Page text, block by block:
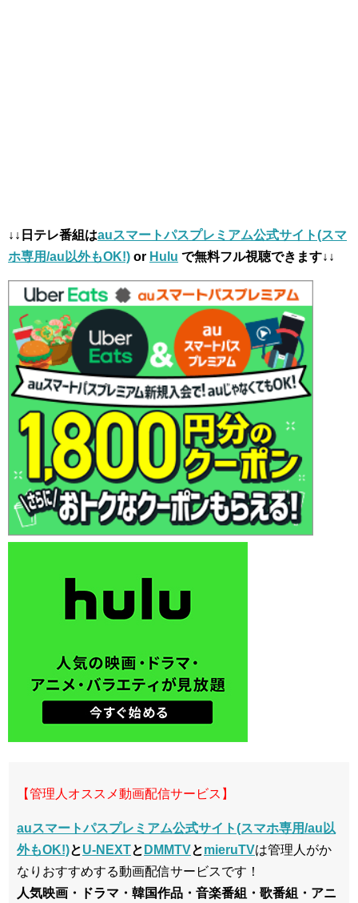
↓↓日テレ番組はauスマートパスプレミアム公式サイト(スマ
ホ専用/au以外もOK!) or Hulu で無料フル視聴できます↓↓
【管理人オススメ動画配信サービス】
auスマートパスプレミアム公式サイト(スマホ専用/au以
外もOK!)とU-NEXTと DMMTVとmieruTVは管理人がか
なりおすすめする動画配信サービスです！
人気映画・ドラマ・韓国作品・音楽番組・歌番組・アニ